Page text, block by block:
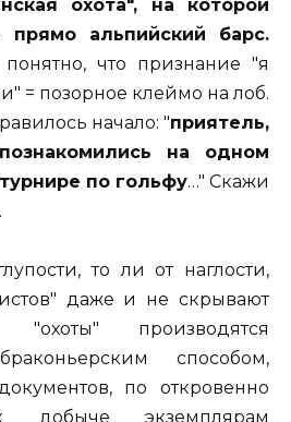
охота", на которой
альпийский барс.
что признание "я
= позорное клеймо на лоб.
начало: "приятель,
на одном
по гольфу…" Скажи
то ли от наглости,
даже и не скрывают
производятся
способом,
по откровенно
добыче экземплярам